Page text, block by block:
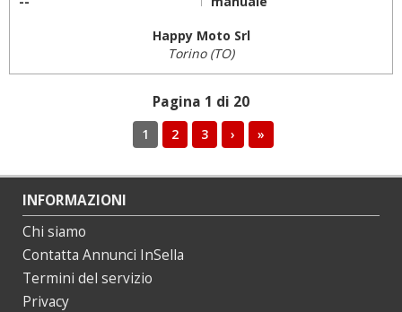
Happy Moto Srl
Torino (TO)
Pagina 1 di 20
1 2 3 › »
INFORMAZIONI
Chi siamo
Contatta Annunci InSella
Termini del servizio
Privacy